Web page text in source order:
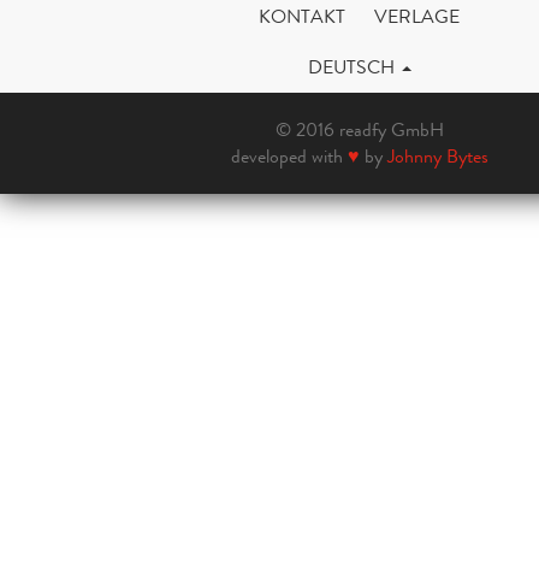
KONTAKT
VERLAGE
DEUTSCH
© 2016 readfy GmbH
developed with ♥ byJohnny Bytes